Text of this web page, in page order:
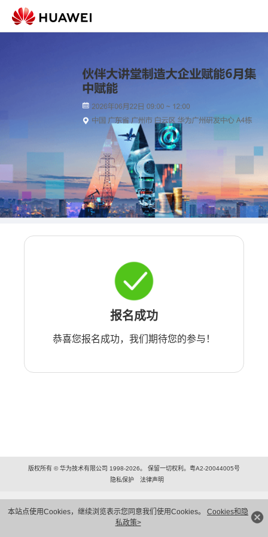
本站点使用Cookies，继续浏览表示您同意我们使用Cookies。 Cookies和隐
私政策>
报名成功
恭喜您报名成功，我们期待您的参与！
版权所有 © 华为技术有限公司 1998-2026。 保留一切权利。粤A2-20044005号
隐私保护
法律声明